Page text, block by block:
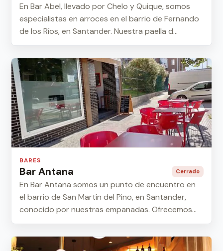
En Bar Abel, llevado por Chelo y Quique, somos
especialistas en arroces en el barrio de Fernando
de los Ríos, en Santander. Nuestra paella d...
BARES
Bar Antana Cerrado
En Bar Antana somos un punto de encuentro en
el barrio de San Martín del Pino, en Santander,
conocido por nuestras empanadas. Ofrecemos
una ...